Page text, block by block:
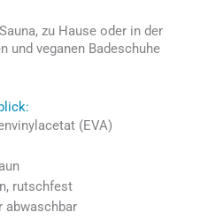
zu Hause oder in der
und veganen Badeschuhe
(EVA)
rutschfest
abwaschbar